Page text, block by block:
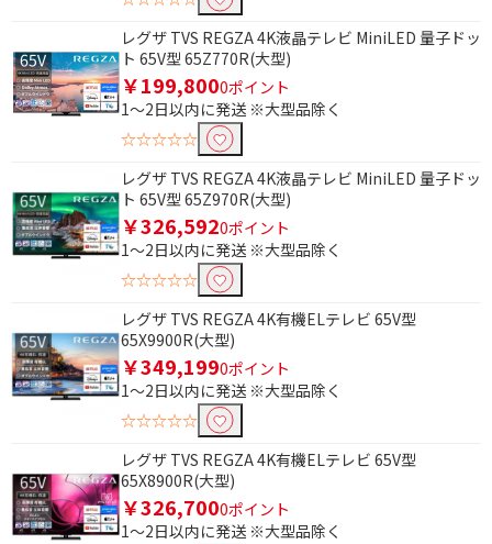
レグザ TVS REGZA 4K液晶テレビ MiniLED 量子ドッ
ト 65V型 65Z770R(大型)
￥199,8000ポイント
1～2日以内に発送 ※大型品除く
☆☆☆☆☆
レグザ TVS REGZA 4K液晶テレビ MiniLED 量子ドッ
ト 65V型 65Z970R(大型)
￥326,5920ポイント
1～2日以内に発送 ※大型品除く
☆☆☆☆☆
レグザ TVS REGZA 4K有機ELテレビ 65V型
65X9900R(大型)
￥349,1990ポイント
1～2日以内に発送 ※大型品除く
☆☆☆☆☆
レグザ TVS REGZA 4K有機ELテレビ 65V型
65X8900R(大型)
￥326,7000ポイント
1～2日以内に発送 ※大型品除く